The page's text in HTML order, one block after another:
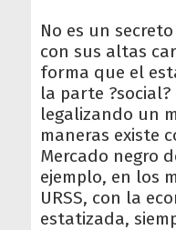
No es un
con sus altas
forma que el
la parte
legalizando un
maneras existe
Mercado negro
ejemplo, en los
URSS, con la
estatizada,